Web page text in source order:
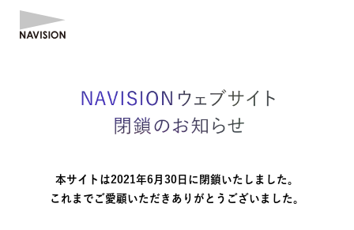
本サイトは2021年6月30日に閉鎖いたしました。
これまでご愛顧いただきありがとうございました。